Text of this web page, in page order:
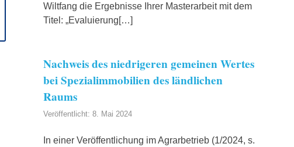
Wiltfang die Ergebnisse Ihrer Masterarbeit mit dem
Titel: „Evaluierung[…]
Nachweis des niedrigeren gemeinen Wertes
bei Spezialimmobilien des ländlichen
Raums
Veröffentlicht: 8. Mai 2024
In einer Veröffentlichung im Agrarbetrieb (1/2024, s.